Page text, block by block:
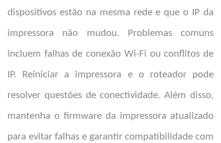
dispositivos estão na mesma rede e que o IP da
impressora não mudou. Problemas comuns
incluem falhas de conexão Wi-Fi ou conflitos de
IP. Reiniciar a impressora e o roteador pode
resolver questões de conectividade. Além disso,
mantenha o firmware da impressora atualizado
para evitar falhas e garantir compatibilidade com